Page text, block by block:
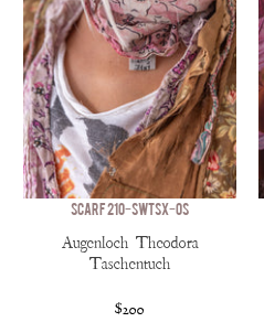
SCARF 210-SWTSX-OS
Augenloch Theodora
Taschentuch
$200